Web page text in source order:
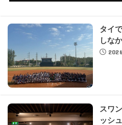
タイ
しな
スワ
ッシ